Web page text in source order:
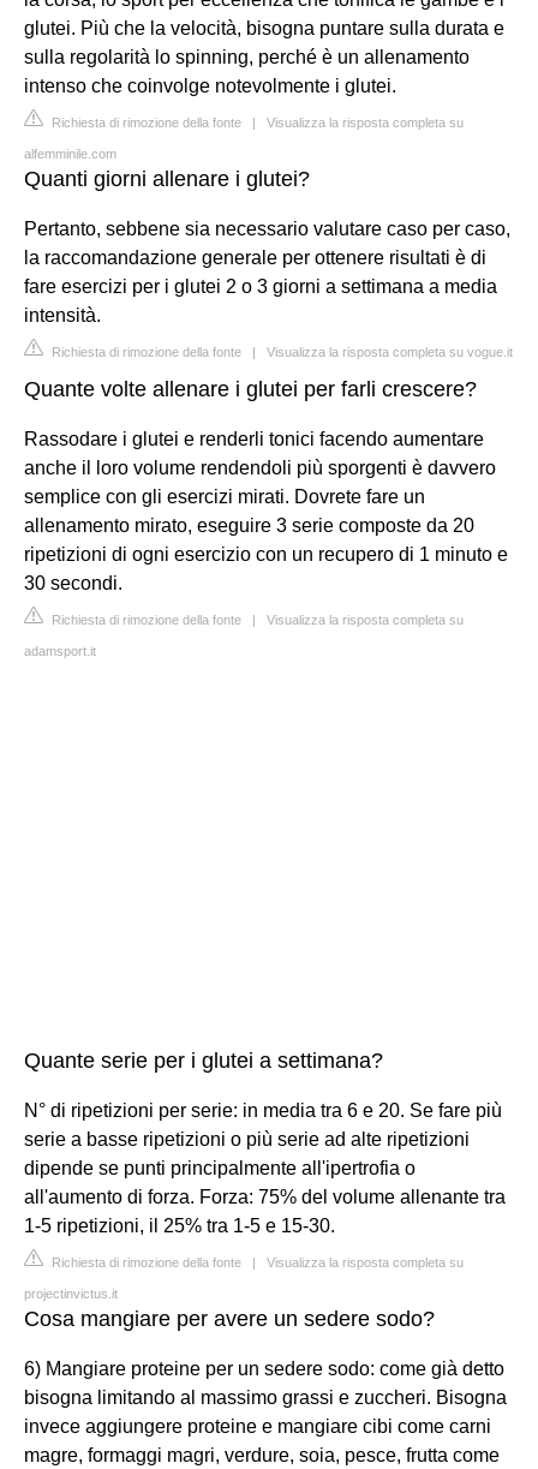
glutei. Più che la velocità, bisogna puntare sulla durata e
sulla regolarità lo spinning, perché è un allenamento
intenso che coinvolge notevolmente i glutei.
Richiesta di rimozione della fonte | Visualizza la risposta completa su
alfemminile.com
Quanti giorni allenare i glutei?
Pertanto, sebbene sia necessario valutare caso per caso,
la raccomandazione generale per ottenere risultati è di
fare esercizi per i glutei 2 o 3 giorni a settimana a media
intensità.
Richiesta di rimozione della fonte | Visualizza la risposta completa su vogue.it
Quante volte allenare i glutei per farli crescere?
Rassodare i glutei e renderli tonici facendo aumentare
anche il loro volume rendendoli più sporgenti è davvero
semplice con gli esercizi mirati. Dovrete fare un
allenamento mirato, eseguire 3 serie composte da 20
ripetizioni di ogni esercizio con un recupero di 1 minuto e
30 secondi.
Richiesta di rimozione della fonte | Visualizza la risposta completa su
adamsport.it
Quante serie per i glutei a settimana?
N° di ripetizioni per serie: in media tra 6 e 20. Se fare più
serie a basse ripetizioni o più serie ad alte ripetizioni
dipende se punti principalmente all'ipertrofia o
all'aumento di forza. Forza: 75% del volume allenante tra
1-5 ripetizioni, il 25% tra 1-5 e 15-30.
Richiesta di rimozione della fonte | Visualizza la risposta completa su
projectinvictus.it
Cosa mangiare per avere un sedere sodo?
6) Mangiare proteine per un sedere sodo: come già detto
bisogna limitando al massimo grassi e zuccheri. Bisogna
invece aggiungere proteine e mangiare cibi come carni
magre, formaggi magri, verdure, soia, pesce, frutta come